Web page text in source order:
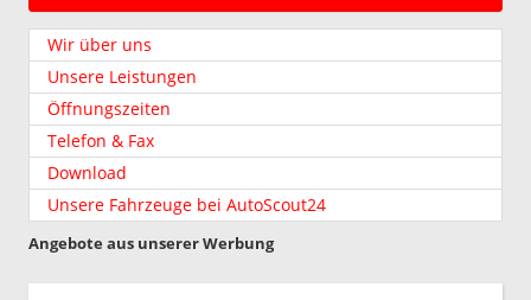
Wir über uns
Unsere Leistungen
Öffnungszeiten
Telefon & Fax
Download
Unsere Fahrzeuge bei AutoScout24
Angebote aus unserer Werbung